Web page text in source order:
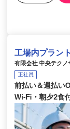
工場内プラン
有限会社 中央テクノ
正社員
前払い＆週払い
Wi-Fi・朝夕2食